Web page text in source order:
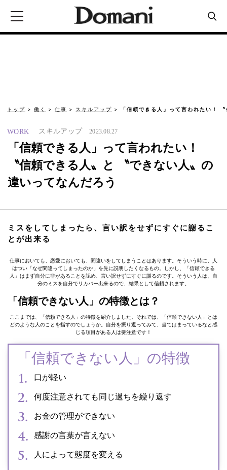
トップ 働く 仕事 スキルアップ 「信頼できる人」って言われたい！
WORK スキルアップ 2023.08.27
「信頼できる人」って言われたい！
〝信頼できる人〟と 〝できない人〟の
違いってなんだろう
ミスをしてしまったら、言い訳をせずにすぐに謝るこ
とが出来る
仕事においても、恋愛においても、間違いをしてしまうことはあります。そういう時に、人
はつい「なぜ間違ってしまったのか」を先に説明したくなるもの。しかし、「信頼できる
人」はまず自分に非があることを認め、言い訳せずにすぐに謝るのです。そういう人は、自
分のミスを自分でリカバー出来るので、結果として信頼されます。
「信頼できない人」の特徴とは？
ここまでは、「信頼できる人」の特徴を紹介しました。それでは、「信頼できない人」とは
どのような人のことを指すのでしょうか。自分を振り返ってみて、当てはまっているなと感
じる項目がある人は要注意です！
「信頼できない人」の特徴
口が軽い
何度注意されても同じ過ちを繰り返す
お金の管理ができない
感謝の言葉が言えない
人によって態度を変える